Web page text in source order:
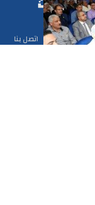
فريق التحرير اتصل بنا